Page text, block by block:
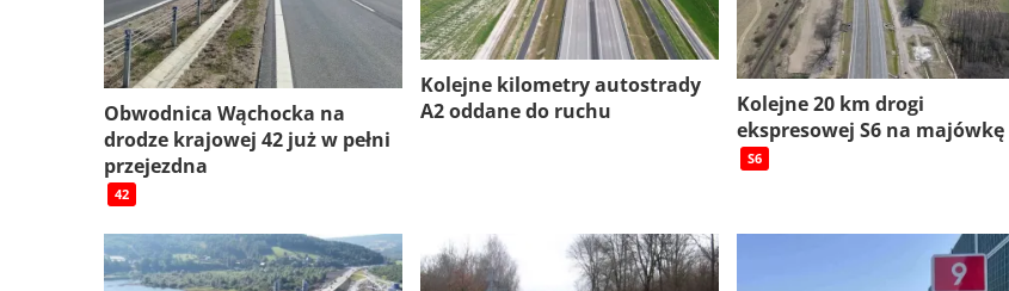
Obwodnica Wąchocka na
drodze krajowej 42 już w pełni
przejezdna
42
Kolejne kilometry autostrady
A2 oddane do ruchu
Kolejne 20 km drogi
ekspresowej S6 na majówkę
S6